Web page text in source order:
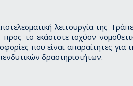
λειτουργία της
το εκάστοτε ισχύον
που είναι απαραίτητες
δραστηριοτήτων.